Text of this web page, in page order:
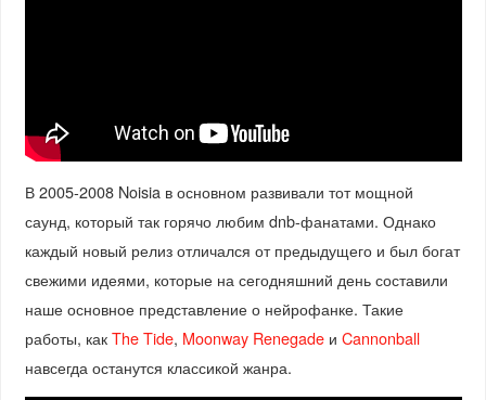
В 2005-2008 Noisia в основном развивали тот мощной
саунд, который так горячо любим dnb-фанатами. Однако
каждый новый релиз отличался от предыдущего и был богат
свежими идеями, которые на сегодняшний день составили
наше основное представление о нейрофанке. Такие
работы, какThe Tide, Moonway Renegadeи Cannonball
навсегда останутся классикой жанра.